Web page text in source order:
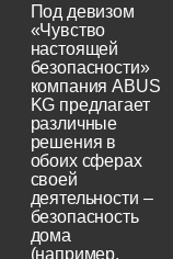
Под девизом
«Чувство
настоящей
безопасности»
компания ABUS
KG предлагает
различные
решения в
обоих сферах
своей
деятельности –
безопасность
дома
(например,